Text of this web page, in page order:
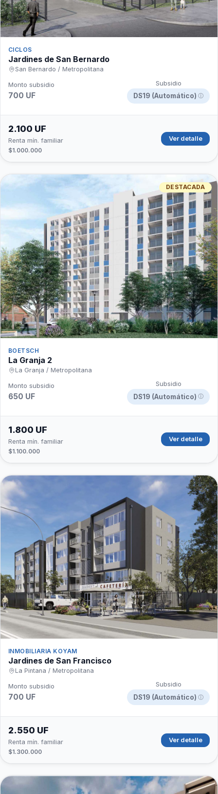
CICLOS
Jardines de San Bernardo
San Bernardo / Metropolitana
Monto subsidio
700 UF
Subsidio
DS19 (Automático) ⓘ
2.100 UF
Renta mín. familiar
$1.000.000
Ver detalle
DESTACADA
BOETSCH
La Granja 2
La Granja / Metropolitana
Monto subsidio
650 UF
Subsidio
DS19 (Automático) ⓘ
1.800 UF
Renta mín. familiar
$1.100.000
Ver detalle
INMOBILIARIA KOYAM
Jardines de San Francisco
La Pintana / Metropolitana
Monto subsidio
700 UF
Subsidio
DS19 (Automático) ⓘ
2.550 UF
Renta mín. familiar
$1.300.000
Ver detalle